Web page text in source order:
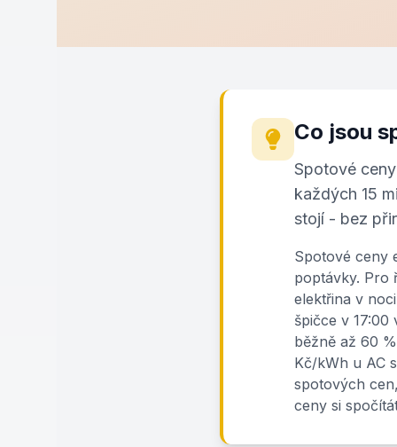
Co jsou
Spotové
každých 15
stojí - bez
Spotové ceny
poptávky. Pro
elektřina v
špičce v
běžně až 60
Kč/kWh u AC
spotových
ceny si